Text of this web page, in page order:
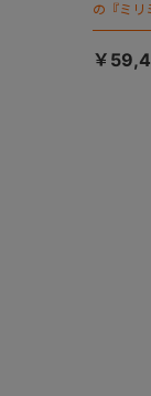
の『ミリ
場！
￥